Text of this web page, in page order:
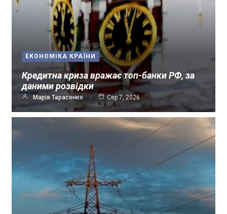
ЕКОНОМІКА КРАЇНИ
Кредитна криза вражає топ-банки РФ, за
даними розвідки
Марія Тарасенко Сер 7, 2026